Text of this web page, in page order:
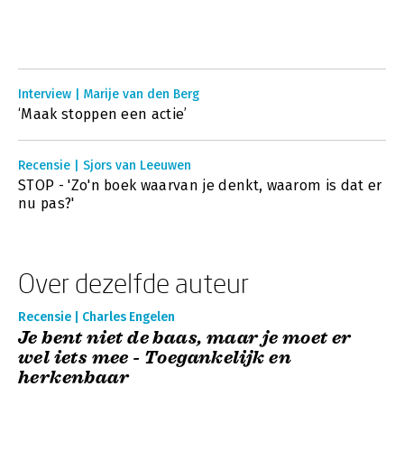
Interview | Marije van den Berg
‘Maak stoppen een actie’
Recensie | Sjors van Leeuwen
STOP - 'Zo'n boek waarvan je denkt, waarom is dat er
nu pas?'
Over dezelfde auteur
Recensie | Charles Engelen
Je bent niet de baas, maar je moet er
wel iets mee - Toegankelijk en
herkenbaar